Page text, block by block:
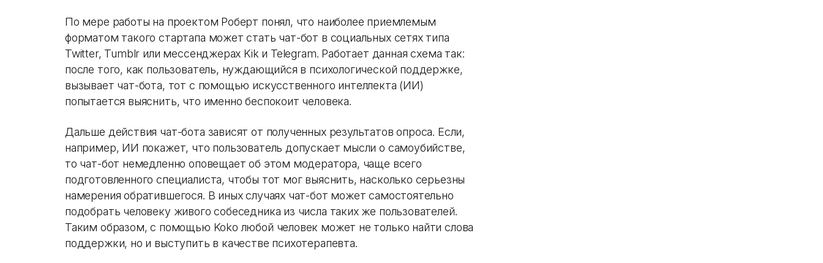
По мере работы на проектом Роберт понял, что наиболее приемлемым
форматом такого стартапа может стать чат-бот в социальных сетях типа
Twitter, Tumblr или мессенджерах Kik и Telegram. Работает данная схема так:
после того, как пользователь, нуждающийся в психологической поддержке,
вызывает чат-бота, тот с помощью искусственного интеллекта (ИИ)
попытается выяснить, что именно беспокоит человека.
Дальше действия чат-бота зависят от полученных результатов опроса. Если,
например, ИИ покажет, что пользователь допускает мысли о самоубийстве,
то чат-бот немедленно оповещает об этом модератора, чаще всего
подготовленного специалиста, чтобы тот мог выяснить, насколько серьезны
намерения обратившегося. В иных случаях чат-бот может самостоятельно
подобрать человеку живого собеседника из числа таких же пользователей.
Таким образом, с помощью Koko любой человек может не только найти слова
поддержки, но и выступить в качестве психотерапевта.